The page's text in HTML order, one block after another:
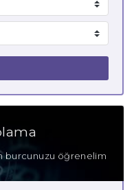
burcunuzu öğrenelim